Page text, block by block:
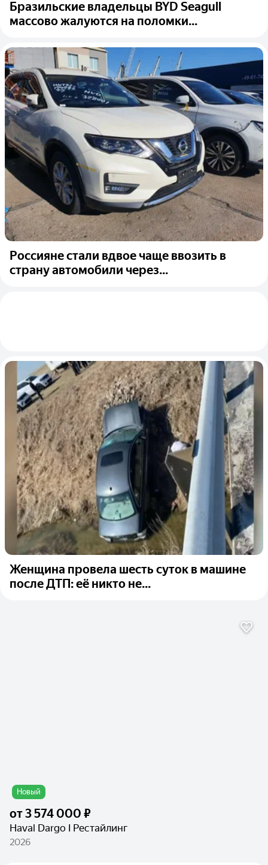
Бразильские владельцы BYD Seagull
массово жалуются на поломки...
Россияне стали вдвое чаще ввозить в
страну автомобили через...
Женщина провела шесть суток в машине
после ДТП: её никто не...
Новый
от3 574 000 ₽
Haval Dargo I Рестайлинг
2026